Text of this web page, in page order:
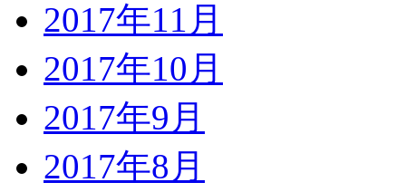
2017年11月
2017年10月
2017年9月
2017年8月